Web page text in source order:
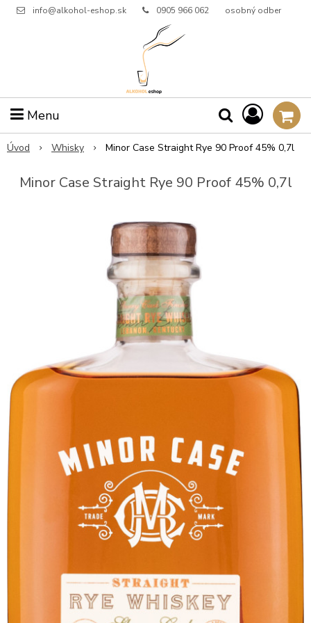
info@alkohol-eshop.sk 0905 966 062 osobný odber
Menu
Úvod Whisky Minor Case Straight Rye 90 Proof 45% 0,7l
Minor Case Straight Rye 90 Proof 45% 0,7l